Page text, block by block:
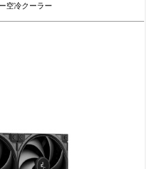
空冷クーラー